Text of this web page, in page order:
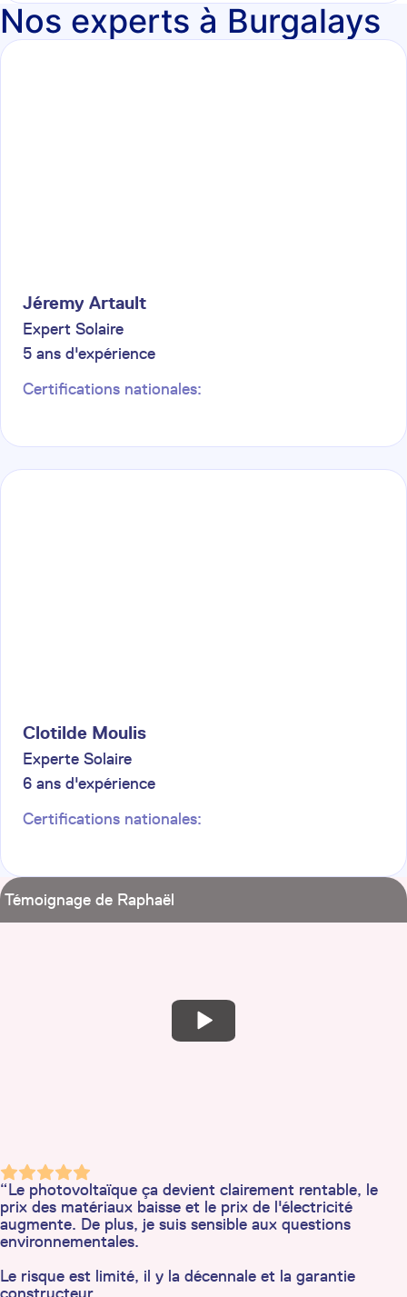
Nos experts à Burgalays
Jéremy Artault
Expert Solaire
5 ans d'expérience
Certifications nationales:
Clotilde Moulis
Experte Solaire
6 ans d'expérience
Certifications nationales:
Témoignage de Raphaël
“Le photovoltaïque ça devient clairement rentable, le
prix des matériaux baisse et le prix de l'électricité
augmente. De plus, je suis sensible aux questions
environnementales.
Le risque est limité, il y la décennale et la garantie